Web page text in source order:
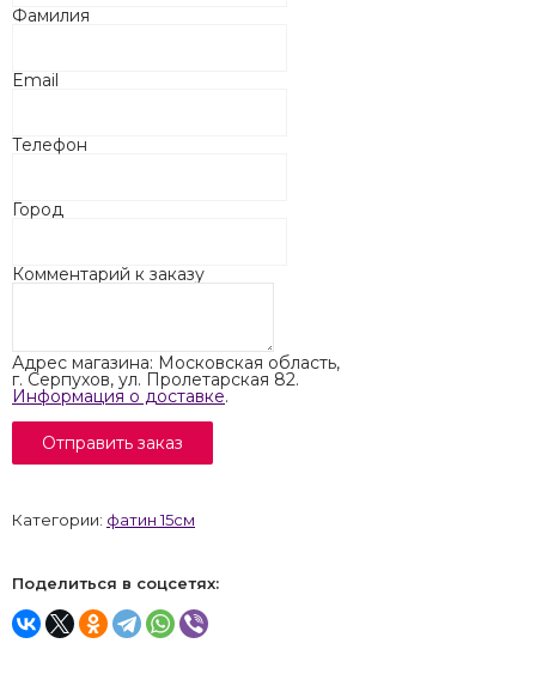
Фамилия
Email
Телефон
Город
Комментарий к заказу
Адрес магазина: Московская область,
г. Серпухов, ул. Пролетарская 82.
Информация о доставке.
Категории: фатин 15см
Поделиться в соцсетях: